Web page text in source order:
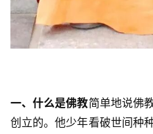
一、什么是佛教简单地说佛
创立的。他少年看破世间种